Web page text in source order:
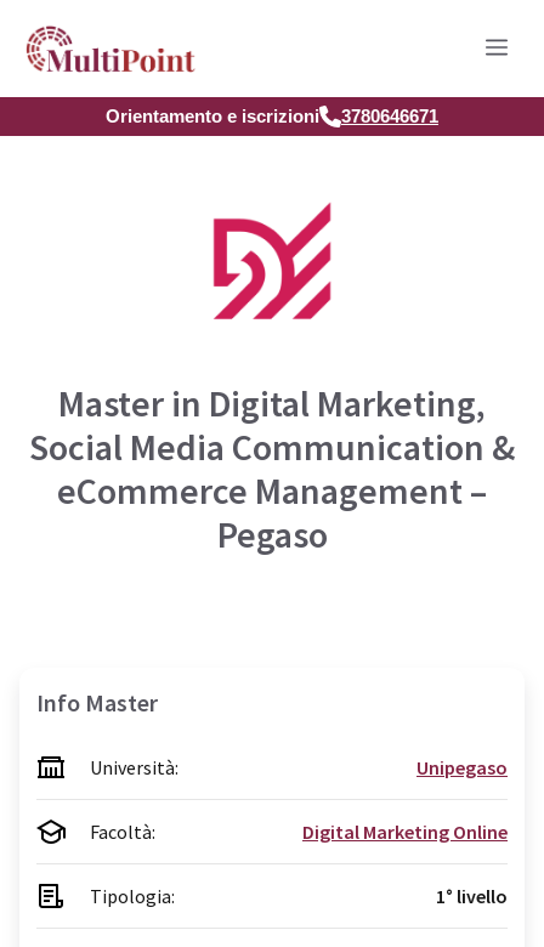
contenuto
Orientamento e iscrizioni 3780646671
Master in Digital Marketing,
Social Media Communication &
eCommerce Management –
Pegaso
Info Master
Università: Unipegaso
Facoltà: Digital Marketing Online
Tipologia: 1° livello